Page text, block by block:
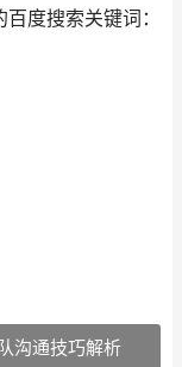
度搜索关键词：
沟通技巧解析